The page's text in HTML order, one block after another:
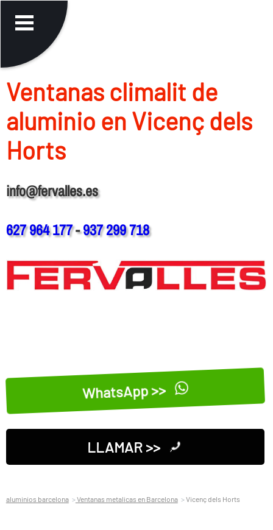
Ventanas climalit de
aluminio en Vicenç dels
Horts
info@fervalles.es
627 964 177-937 299 718
WhatsApp >>
LLAMAR >>
aluminios barcelona Ventanas metalicas en Barcelona Vicenç dels Horts